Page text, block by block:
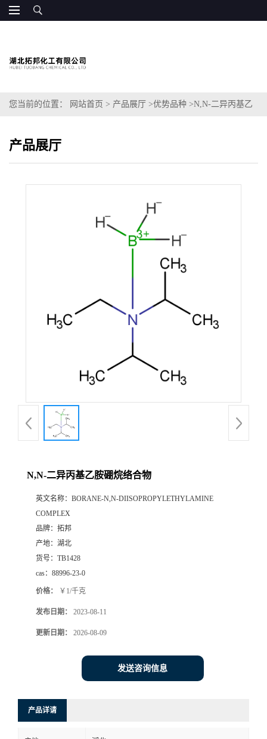
您当前的位置： 网站首页 > 产品展厅 >优势品种 >N,N-二异丙基乙
产品展厅
N,N-二异丙基乙胺硼烷络合物
英文名称： BORANE-N,N-DIISOPROPYLETHYLAMINE
COMPLEX
品牌： 拓邦
产地： 湖北
货号： TB1428
cas： 88996-23-0
价格： ￥1/千克
发布日期： 2023-08-11
更新日期： 2026-08-09
发送咨询信息
产品详请